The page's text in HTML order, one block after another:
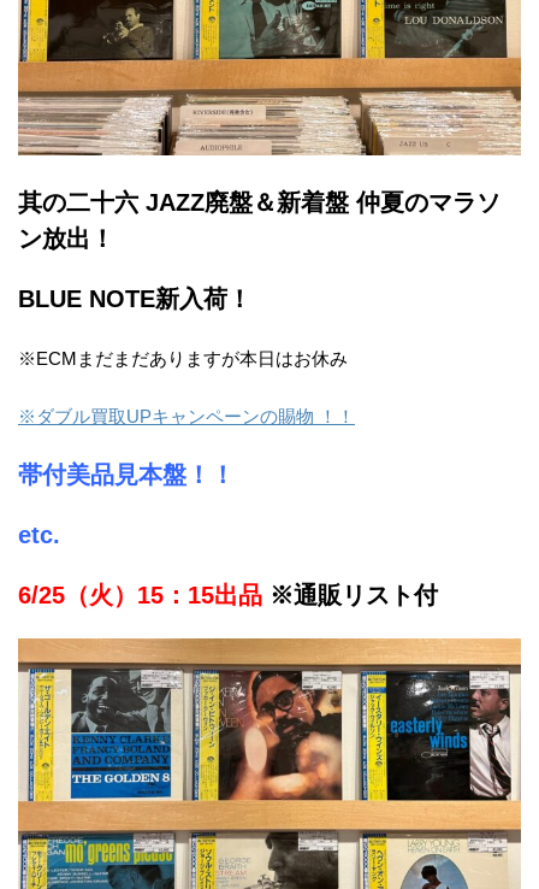
其の二十六 JAZZ廃盤＆新着盤 仲夏のマラソ
ン放出！
BLUE NOTE新入荷！
※ECMまだまだありますが本日はお休み
※ダブル買取UPキャンペーンの賜物 ！！
帯付美品見本盤！！
etc.
6/25（火）15：15出品 ※通販リスト付